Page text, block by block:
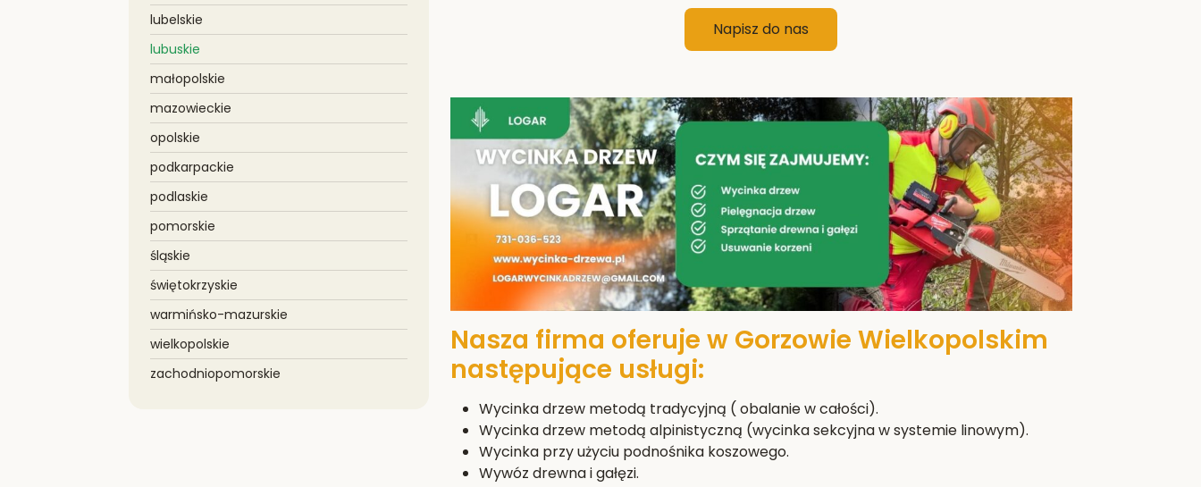
lubelskie
lubuskie
małopolskie
mazowieckie
opolskie
podkarpackie
podlaskie
pomorskie
śląskie
świętokrzyskie
warmińsko-mazurskie
wielkopolskie
zachodniopomorskie
Napisz do nas
Nasza firma oferuje w Gorzowie Wielkopolskim
następujące usługi:
Wycinka drzew metodą tradycyjną ( obalanie w całości).
Wycinka drzew metodą alpinistyczną (wycinka sekcyjna w systemie linowym).
Wycinka przy użyciu podnośnika koszowego.
Wywóz drewna i gałęzi.